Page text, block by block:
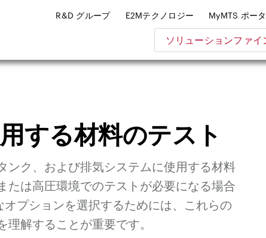
ソリューションファイ
R&D グループ E2Mテクノロジー MyMTS ポー
する材料のテスト
ンク、および排気システムに使用する材料
たは高圧環境でのテストが必要になる場合
プションを選択するためには、これらの
解することが重要です。